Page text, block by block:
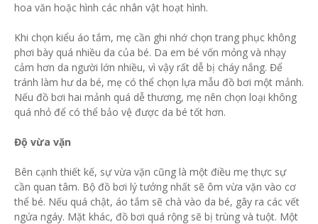
hoa văn hoặc hình các nhân vật hoạt hình.
Khi chọn kiểu áo tắm, mẹ cần ghi nhớ chọn trang phục không
phơi bày quá nhiều da của bé. Da em bé vốn mỏng và nhạy
cảm hơn da người lớn nhiều, vì vậy rất dễ bị cháy nắng. Để
tránh làm hư da bé, mẹ có thể chọn lựa mẫu đồ bơi một mảnh.
Nếu đồ bơi hai mảnh quá dễ thương, mẹ nên chọn loại không
quá nhỏ để có thể bảo vệ được da bé tốt hơn.
Độ vừa vặn
Bên cạnh thiết kế, sự vừa vặn cũng là một điều mẹ thực sự
cần quan tâm. Bộ đồ bơi lý tưởng nhất sẽ ôm vừa vặn vào cơ
thể bé. Nếu quá chật, áo tắm sẽ chà vào da bé, gây ra các vết
ngứa ngáy. Mặt khác, đồ bơi quá rộng sẽ bị trùng và tuột. Một